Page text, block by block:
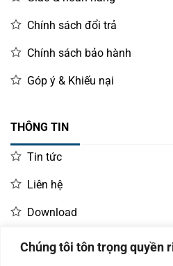
Chúng tôi tôn trọng quyền
Chính sách đổi trả
Chính sách bảo hành
Góp ý & Khiếu nại
THÔNG TIN
Tin tức
Liên hệ
Download
LIÊN HỆ MUA HÀNG